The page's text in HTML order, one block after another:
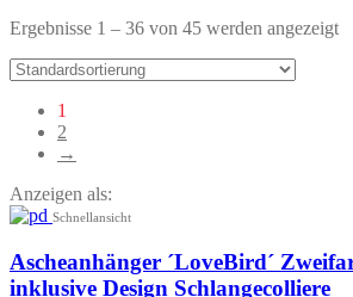
Ergebnisse 1 – 36 von 45 werden angezeigt
1
2
→
Anzeigen als:
Schnellansicht
Ascheanhänger ´LoveBird´
inklusive Design Schlangecolliere